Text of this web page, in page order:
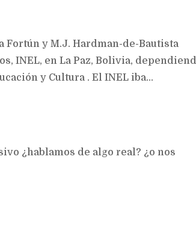
Fortún y M.J. Hardman-de-Bautista
INEL, en La Paz, Bolivia,
y Cultura . El INEL iba...
¿hablamos de algo real? ¿o nos